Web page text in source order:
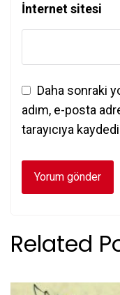
İnternet sitesi
Daha sonraki
adım, e-posta
tarayıcıya
Related